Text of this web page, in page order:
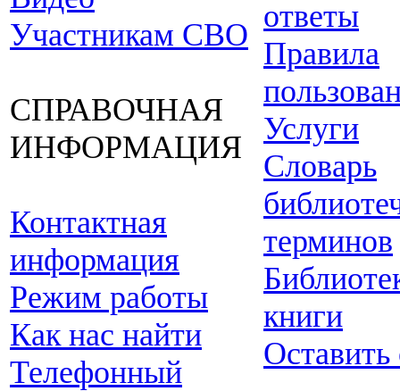
Участникам СВО
СПРАВОЧНАЯ
ИНФОРМАЦИЯ
Контактная
информация
Режим работы
Как нас найти
Телефонный
ответы
Правила
Услуги
Словарь
терминов
книги
Оставить